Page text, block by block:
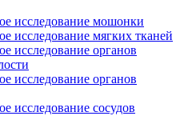
исследование мошонки
исследование мягких тканей
исследование органов
исследование органов
исследование сосудов